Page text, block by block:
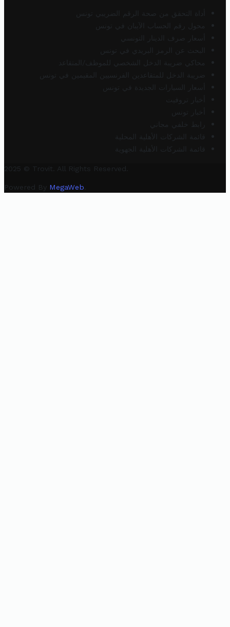
أداة التحقق من صحة الرقم الضريبي تونس
محول رقم الحساب الآيبان في تونس
أسعار صرف الدينار التونسي
البحث عن الرمز البريدي في تونس
محاكي ضريبة الدخل الشخصي للموظف/المتقاعد
ضريبة الدخل للمتقاعدين الفرنسيين المقيمين في تونس
أسعار السيارات الجديدة في تونس
أخبار تروفيت
أخبار تونس
رابط خلفي مجاني
قائمة الشركات الأهلية المحلية
قائمة الشركات الأهلية الجهوية
2025 © Trovit. All Rights Reserved.
Powered By MegaWeb